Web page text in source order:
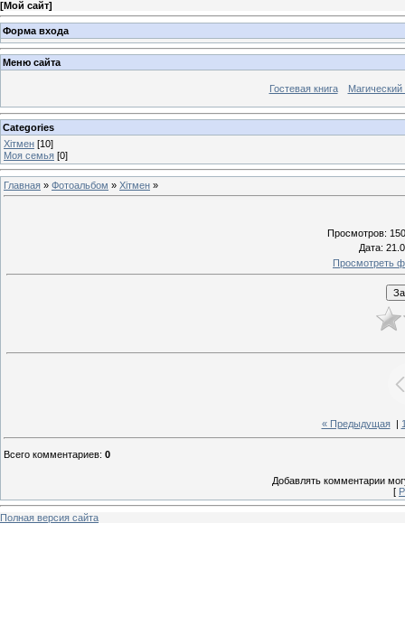
[Мой сайт]
Форма входа
Меню сайта
Гостевая книга Магический
Categories
Хітмен [10]
Моя семья [0]
Главная » Фотоальбом » Хітмен »
Просмотров:
Дата:
Просмотреть
« Предыдущая|
Всего комментариев: 0
Добавлять комментарии
[
Полная версия сайта